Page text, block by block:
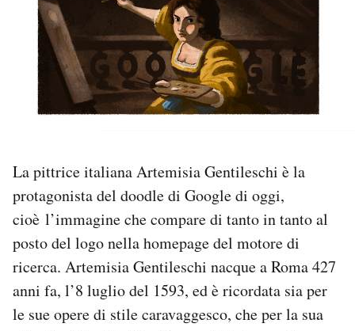
PODCAST
I MIEI PREFERITI
SHOP
La pittrice italiana Artemisia Gentileschi è la
protagonista del doodle di Google di oggi,
cioè l’immagine che compare di tanto in tanto al
posto del logo nella homepage del motore di
ricerca. Artemisia Gentileschi nacque a Roma 427
anni fa, l’8 luglio del 1593, ed è ricordata sia per
le sue opere di stile caravaggesco, che per la sua